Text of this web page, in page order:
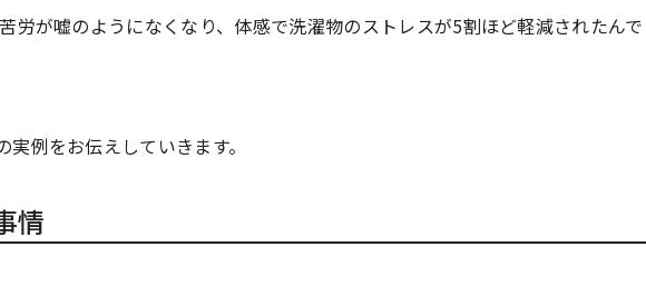
労が嘘のようになくなり、体感で洗濯物のストレスが5割ほど軽減されたんで
例をお伝えしていきます。
情